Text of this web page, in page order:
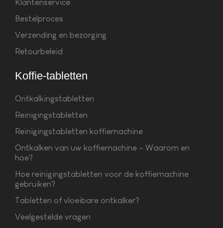
Klantenservice
Bestelproces
Verzending en bezorging
Retourbeleid
Koffie-tabletten
Ontkalkingstabletten
Reinigingstabletten
Reinigingstabletten koffiemachine
Ontkalken van uw koffiemachine – Waarom en
hoe?
Hoe reinigingstabletten voor de koffiemachine
gebruiken?
Tabletten of vloeibare ontkalker?
Veelgestelde vragen